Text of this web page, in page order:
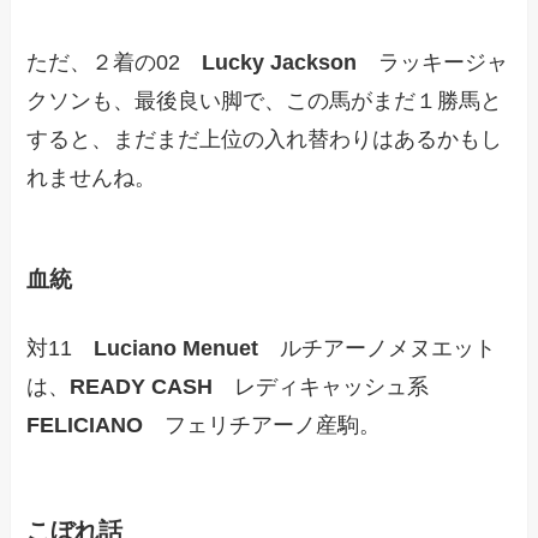
ただ、２着の02 Lucky Jackson ラッキージャ
クソンも、最後良い脚で、この馬がまだ１勝馬と
すると、まだまだ上位の入れ替わりはあるかもし
れませんね。
血統
対11 Luciano Menuet ルチアーノメヌエット
は、 READY CASH レディキャッシュ系
FELICIANO フェリチアーノ産駒。
こぼれ話